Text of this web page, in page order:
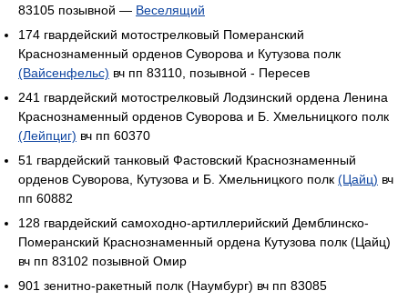
83105 позывной — Веселящий
174 гвардейский мотострелковый Померанский
Краснознаменный орденов Суворова и Кутузова полк
(Вайсенфельс) вч пп 83110, позывной - Пересев
241 гвардейский мотострелковый Лодзинский ордена Ленина
Краснознаменный орденов Суворова и Б. Хмельницкого полк
(Лейпциг) вч пп 60370
51 гвардейский танковый Фастовский Краснознаменный
орденов Суворова, Кутузова и Б. Хмельницкого полк (Цайц) вч
пп 60882
128 гвардейский самоходно-артиллерийский Демблинско-
Померанский Краснознаменный ордена Кутузова полк (Цайц)
вч пп 83102 позывной Омир
901 зенитно-ракетный полк (Наумбург) вч пп 83085